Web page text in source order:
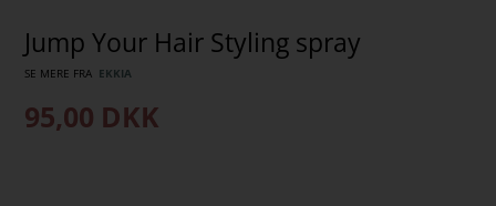
Jump Your Hair Styling spray
SE MERE FRA EKKIA
95,00 DKK